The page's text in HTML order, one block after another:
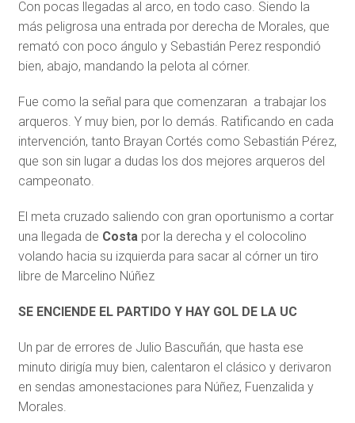
Con pocas llegadas al arco, en todo caso. Siendo la
más peligrosa una entrada por derecha de Morales, que
remató con poco ángulo y Sebastián Perez respondió
bien, abajo, mandando la pelota al córner.
Fue como la señal para que comenzaran a trabajar los
arqueros. Y muy bien, por lo demás. Ratificando en cada
intervención, tanto Brayan Cortés como Sebastián Pérez,
que son sin lugar a dudas los dos mejores arqueros del
campeonato.
El meta cruzado saliendo con gran oportunismo a cortar
una llegada de Costapor la derecha y el colocolino
volando hacia su izquierda para sacar al córner un tiro
libre de Marcelino Núñez
SE ENCIENDE EL PARTIDO Y HAY GOL DE LA UC
Un par de errores de Julio Bascuñán, que hasta ese
minuto dirigía muy bien, calentaron el clásico y derivaron
en sendas amonestaciones para Núñez, Fuenzalida y
Morales.